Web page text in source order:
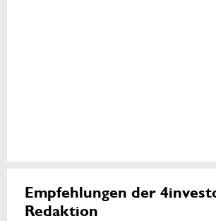
Empfehlungen der
Redaktion